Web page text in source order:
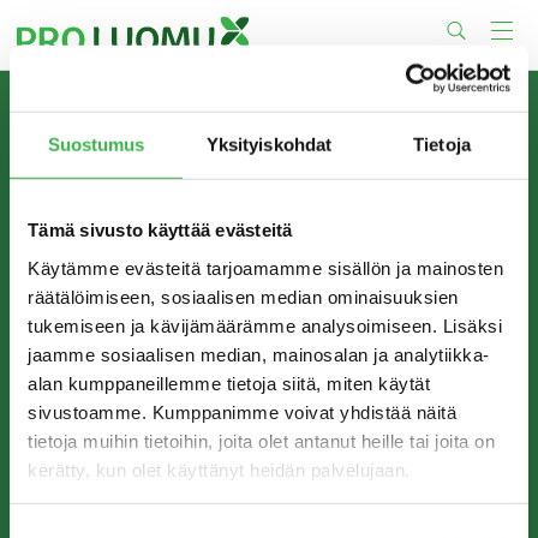
Suostumus Yksityiskohdat Tietoja
Tämä sivusto käyttää evästeitä
Käytämme evästeitä tarjoamamme sisällön ja mainosten
räätälöimiseen, sosiaalisen median ominaisuuksien
tukemiseen ja kävijämäärämme analysoimiseen. Lisäksi
jaamme sosiaalisen median, mainosalan ja analytiikka-
alan kumppaneillemme tietoja siitä, miten käytät
sivustoamme. Kumppanimme voivat yhdistää näitä
tietoja muihin tietoihin, joita olet antanut heille tai joita on
kerätty, kun olet käyttänyt heidän palvelujaan.
to
content
TIETOA MEISTÄ
Pro Luomu on luomualan yhteistyöorganisaatio, joka